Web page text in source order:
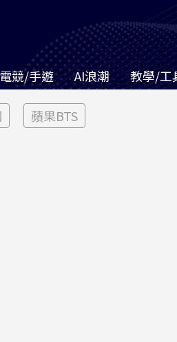
競/手遊 AI浪潮 教學/工
蘋果BTS